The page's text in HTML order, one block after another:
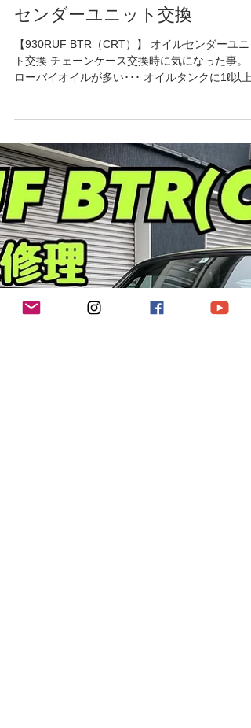
2023年1月30日 読了時間: 2分
930RUF
【930RUF BTR（CRT）】オイル
センダーユニット交換
【930RUF BTR（CRT）】 オイルセンダーユニ
ト交換 チェーンケース交換時に気になった事。
まっていました💦 ちなみに、マルティニ号は